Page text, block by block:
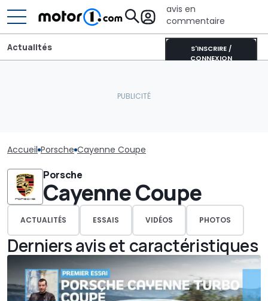
avis en
commentaire
S'INSCRIRE /
CONNEXION
Actualités
Accueil Porsche Cayenne Coupe
Porsche
Cayenne Coupe
ACTUALITÉS ESSAIS VIDÉOS PHOTOS
Derniers avis et caractéristiques